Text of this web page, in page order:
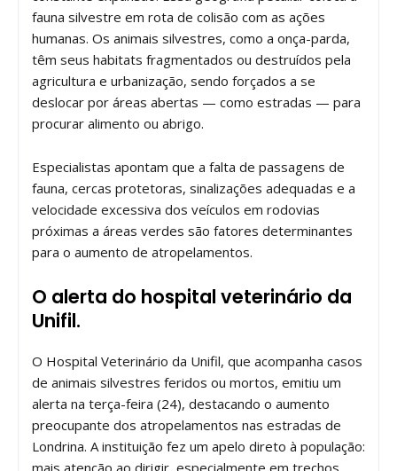
fauna silvestre em rota de colisão com as ações
humanas. Os animais silvestres, como a onça-parda,
têm seus habitats fragmentados ou destruídos pela
agricultura e urbanização, sendo forçados a se
deslocar por áreas abertas — como estradas — para
procurar alimento ou abrigo.
Especialistas apontam que a falta de passagens de
fauna, cercas protetoras, sinalizações adequadas e a
velocidade excessiva dos veículos em rodovias
próximas a áreas verdes são fatores determinantes
para o aumento de atropelamentos.
O alerta do hospital veterinário da
Unifil.
O Hospital Veterinário da Unifil, que acompanha casos
de animais silvestres feridos ou mortos, emitiu um
alerta na terça-feira (24), destacando o aumento
preocupante dos atropelamentos nas estradas de
Londrina. A instituição fez um apelo direto à população:
mais atenção ao dirigir, especialmente em trechos